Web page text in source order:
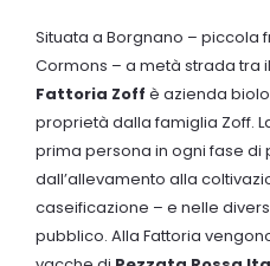
Situata a Borgnano – piccola
Cormons – a metà strada tra
Fattoria Zoff è azienda
proprietà dalla famiglia Zoff.
prima persona in ogni fase di
dall’allevamento alla
caseificazione – e nelle
pubblico. Alla Fattoria